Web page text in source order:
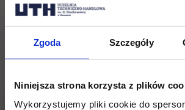
Zgoda Szczegóły
Niniejsza strona korzysta z plików
Wykorzystujemy pliki cookie do